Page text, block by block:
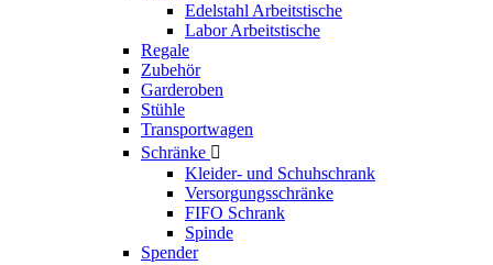
Edelstahl Arbeitstische
Labor Arbeitstische
Regale
Zubehör
Garderoben
Stühle
Transportwagen
Schränke 
Kleider- und Schuhschrank
Versorgungsschränke
FIFO Schrank
Spinde
Spender